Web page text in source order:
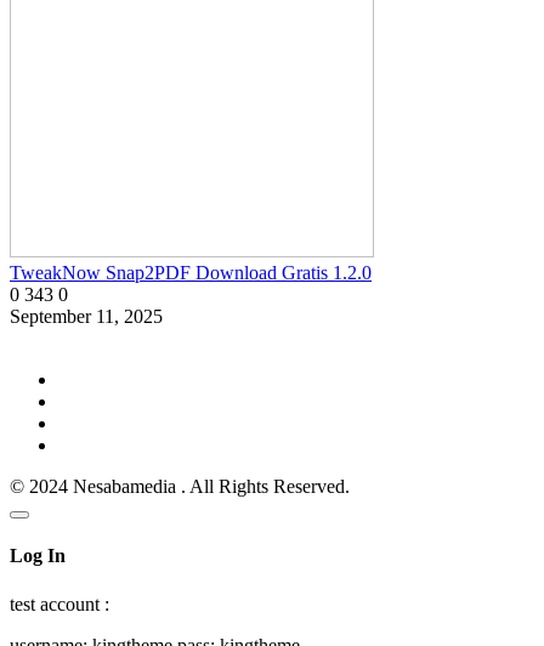
TweakNow Snap2PDF Download Gratis 1.2.0
0 343 0
September 11, 2025
© 2024 Nesabamedia . All Rights Reserved.
Log In
test account :